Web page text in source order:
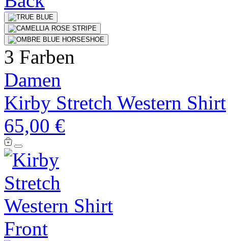
3 Farben
Damen
Kirby Stretch Western Shirt
65,00 €